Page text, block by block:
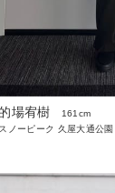
的場宥樹
161cm
スノーピーク 久屋大通公園